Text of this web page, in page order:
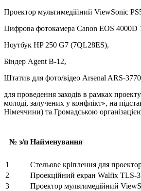
Проектор мультимедійний ViewSonic
Цифрова фотокамера Canon EOS
Ноутбук HP 250 G7 (7QL28ES),
Біндер Agent B-12,
Штатив для фото/відео Arsenal ARS-
для проведення заходів в рамках
молоді, залучених у конфлікт», на
Німеччини) та Громадською
№ з/п Найменування
1
Стельове кріплення для
2
Проекційний екран Walfix TLS-3
3
Проектор мультимедійний